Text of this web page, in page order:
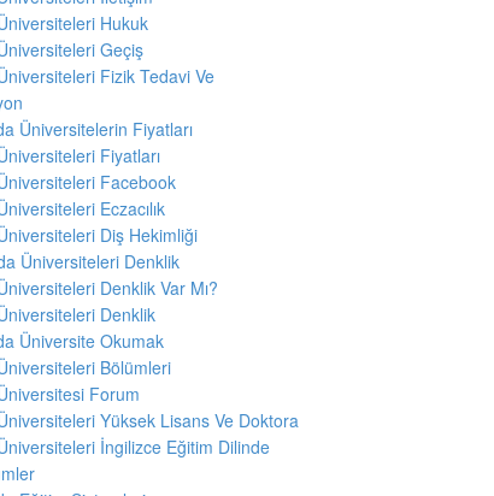
Hukuk
Geçiş
Fizik Tedavi Ve
Üniversitelerin Fiyatları
Fiyatları
Facebook
Eczacılık
Diş Hekimliği
Üniversiteleri Denklik
Denklik Var Mı?
Denklik
Üniversite Okumak
Bölümleri
Forum
Yüksek Lisans Ve Doktora
İngilizce Eğitim Dilinde